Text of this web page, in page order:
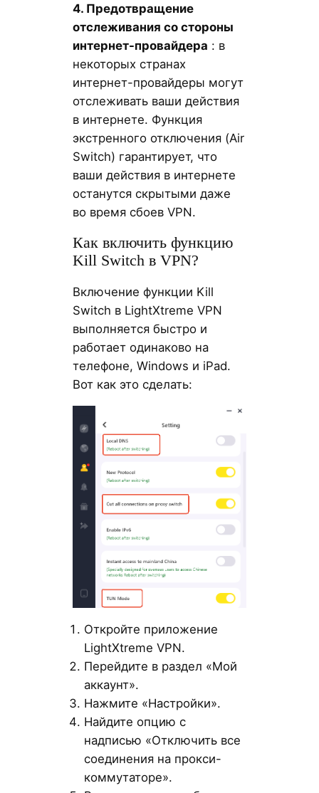
4. Предотвращение
отслеживания со стороны
интернет-провайдера : в
некоторых странах
интернет-провайдеры могут
отслеживать ваши действия
в интернете. Функция
экстренного отключения (Air
Switch) гарантирует, что
ваши действия в интернете
останутся скрытыми даже
во время сбоев VPN.
Как включить функцию
Kill Switch в VPN?
Включение функции Kill
Switch в LightXtreme VPN
выполняется быстро и
работает одинаково на
телефоне, Windows и iPad.
Вот как это сделать:
Откройте приложение
LightXtreme VPN.
Перейдите в раздел «Мой
аккаунт».
Нажмите «Настройки».
Найдите опцию с
надписью «Отключить все
соединения на прокси-
коммутаторе».